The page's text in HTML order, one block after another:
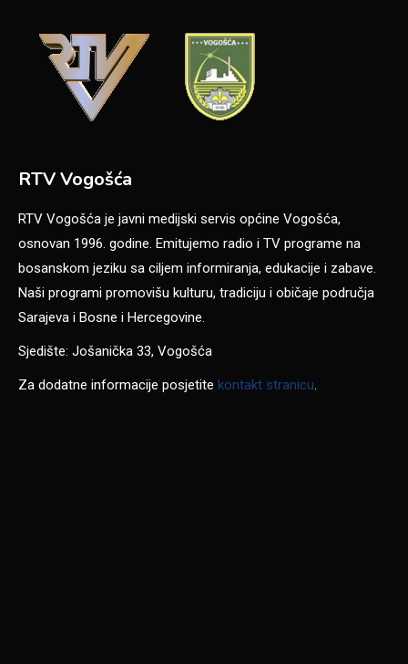
RTV Vogošća
RTV Vogošća je javni medijski servis općine Vogošća,
osnovan 1996. godine. Emitujemo radio i TV programe na
bosanskom jeziku sa ciljem informiranja, edukacije i zabave.
Naši programi promovišu kulturu, tradiciju i običaje područja
Sarajeva i Bosne i Hercegovine.
Sjedište: Jošanička 33, Vogošća
Za dodatne informacije posjetite kontakt stranicu